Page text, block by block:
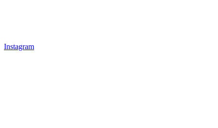
Instagram